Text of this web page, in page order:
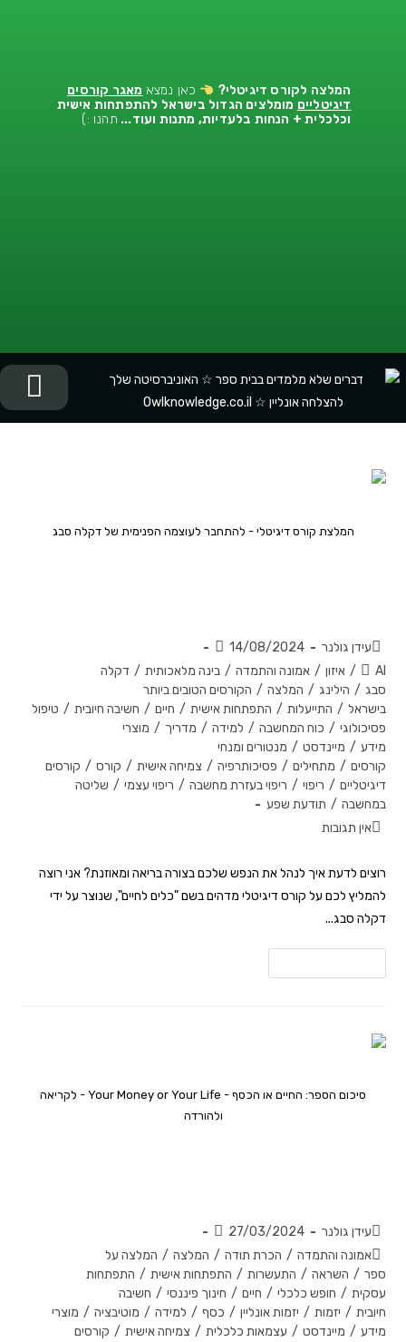
המלצה לקורס דיגיטלי? כאן נמצא מאגר קורסים
דיגיטליים מומלצים הגדול בישראל להתפתחות אישית
וכלכלית + הנחות בלעדיות, מתנות ועוד... תהנו :)
המלצת קורס דיגיטלי - להתחבר לעוצמה הפנימית של דקלה סבג
עידן גולנר
14/08/2024
AI
/ איזון / אמונה והתמדה / בינה מלאכותית / דקלה
סבג / הילינג / המלצה / הקורסים הטובים ביותר
בישראל / התייעלות / התפתחות אישית / חיים / חשיבה חיובית / טיפול
פסיכולוגי / כוח המחשבה / למידה / מדריך / מוצרי
מידע / מיינדסט / מנטורים ומנחי
קורסים / מתחילים / פסיכותרפיה / צמיחה אישית / קורס / קורסים
דיגיטליים / ריפוי / ריפוי בעזרת מחשבה / ריפוי עצמי / שליטה
במחשבה / תודעת שפע
אין תגובות
רוצים לדעת איך לנהל את הנפש שלכם בצורה בריאה ומאוזנת? אני רוצה
להמליץ לכם על קורס דיגיטלי מדהים בשם "כלים לחיים", שנוצר על ידי
דקלה סבג...
סיכום הספר: החיים או הכסף - Your Money or Your Life - לקריאה
ולהורדה
עידן גולנר
27/03/2024
אמונה והתמדה / הכרת תודה / המלצה / המלצה על
ספר / השראה / התעשרות / התפתחות אישית / התפתחות
עסקית / חופש כלכלי / חיים / חינוך פיננסי / חשיבה
חיובית / יזמות / יזמות אונליין / כסף / למידה / מוטיבציה / מוצרי
מידע / מיינדסט / עצמאות כלכלית / צמיחה אישית / קורסים